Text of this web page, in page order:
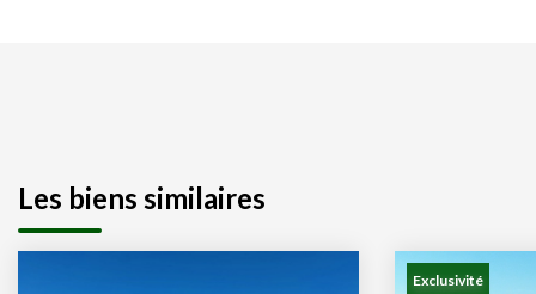
Les biens similaires
Exclusivité